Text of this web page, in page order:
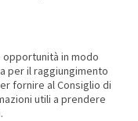
in modo
per il raggiungimento
fornire al Consiglio di
utili a prendere